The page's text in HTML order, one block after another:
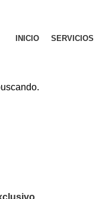
INICIO SERVICIOS